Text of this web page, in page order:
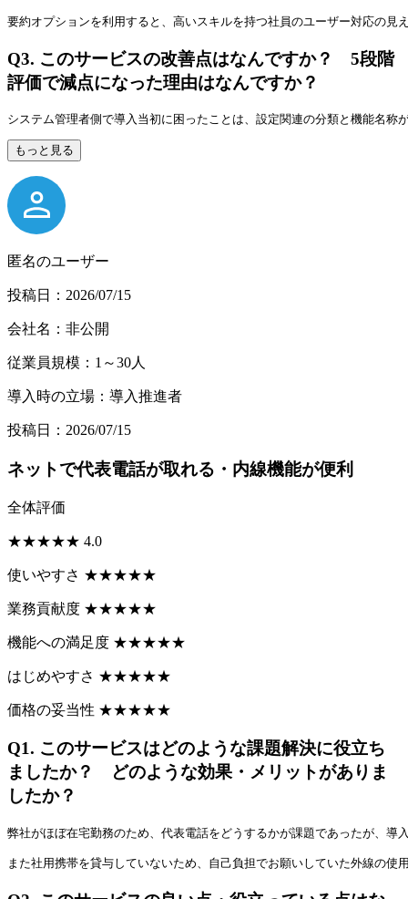
要約オプションを利用すると、高いスキルを持つ社員のユーザー対応の
Q3. このサービスの改善点はなんですか？ 5段階
評価で減点になった理由はなんですか？
システム管理者側で導入当初に困ったことは、設定関連の分類と機能名
もっと見る
匿名のユーザー
投稿日：2026/07/15
会社名：非公開
従業員規模：1～30人
導入時の立場：導入推進者
投稿日：2026/07/15
ネットで代表電話が取れる・内線機能が便利
全体評価
★★★★★ 4.0
使いやすさ ★★★★★
業務貢献度 ★★★★★
機能への満足度 ★★★★★
はじめやすさ ★★★★★
価格の妥当性 ★★★★★
Q1. このサービスはどのような課題解決に役立ち
ましたか？ どのような効果・メリットがありま
したか？
弊社がほぼ在宅勤務のため、代表電話をどうするかが課題であったが、導
また社用携帯を貸与していないため、自己負担でお願いしていた外線の